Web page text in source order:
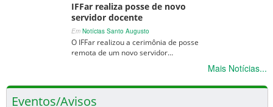
IFFar realiza posse de novo
servidor docente
Em Notícias Santo Augusto
O IFFar realizou a cerimônia de posse
remota de um novo servidor…
Mais Notícias...
Eventos/Avisos